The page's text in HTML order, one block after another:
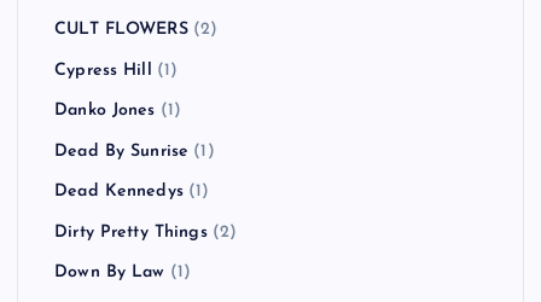
CULT FLOWERS(2)
Cypress Hill (1)
Danko Jones (1)
Dead By Sunrise (1)
Dead Kennedys(1)
Dirty Pretty Things(2)
Down By Law (1)